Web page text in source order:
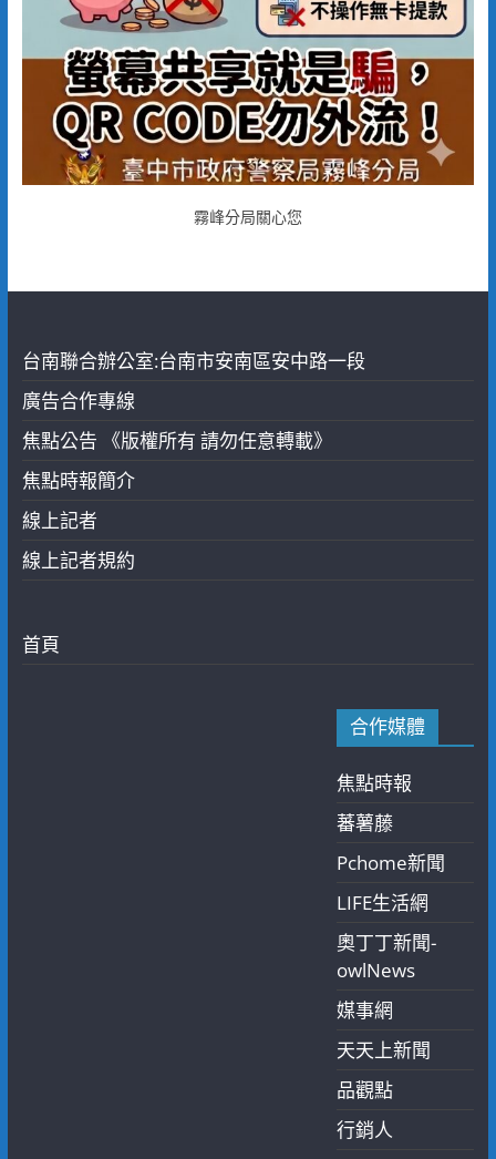
霧峰分局關心您
台南聯合辦公室:台南市安南區安中路一段
廣告合作專線
焦點公告 《版權所有 請勿任意轉載》
焦點時報簡介
線上記者
線上記者規約
首頁
合作媒體
焦點時報
蕃薯藤
Pchome新聞
LIFE生活網
奧丁丁新聞-
owlNews
媒事網
天天上新聞
品觀點
行銷人